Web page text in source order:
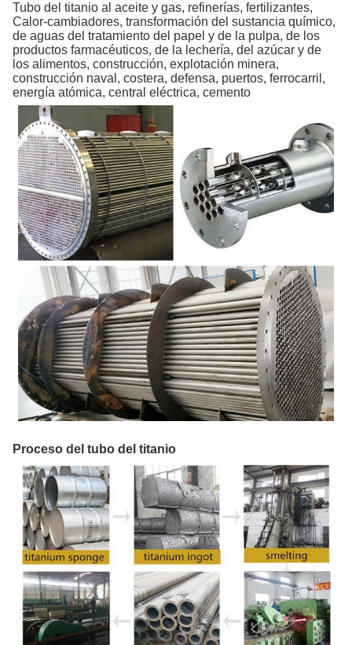
Tubo del titanio al aceite y gas, refinerías, fertilizantes,
Calor-cambiadores, transformación del sustancia químico,
de aguas del tratamiento del papel y de la pulpa, de los
productos farmacéuticos, de la lechería, del azúcar y de
los alimentos, construcción, explotación minera,
construcción naval, costera, defensa, puertos, ferrocarril,
energía atómica, central eléctrica, cemento
Proceso del tubo del titanio